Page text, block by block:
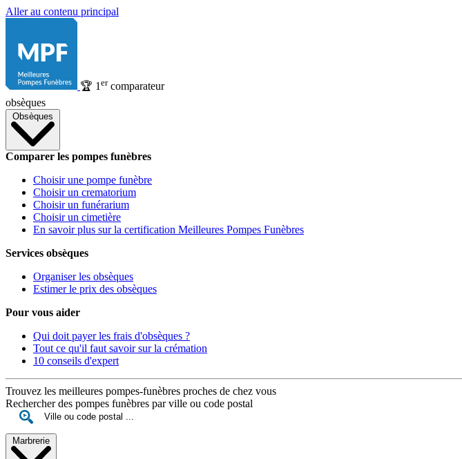
Aller au contenu principal
🏆 1 ercomparateur
obsèques
Obsèques
Comparer les pompes funèbres
Choisir une pompe funèbre
Choisir un crematorium
Choisir un funérarium
Choisir un cimetière
En savoir plus sur la certification Meilleures Pompes Funèbres
Services obsèques
Organiser les obsèques
Estimer le prix des obsèques
Pour vous aider
Qui doit payer les frais d'obsèques ?
Tout ce qu'il faut savoir sur la crémation
10 conseils d'expert
Trouvez les meilleures pompes-funèbres proches de chez vous
Rechercher des pompes funèbres par ville ou code postal
Marbrerie